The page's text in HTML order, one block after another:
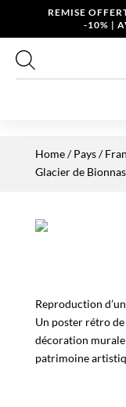
REMISE
-10% |
Home/Pays/
Glacier de
Reproduction
Un poster rétro
décoration
patrimoine